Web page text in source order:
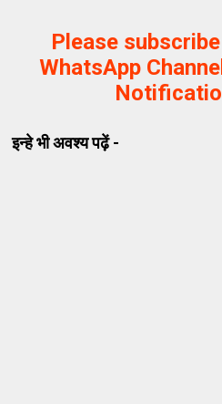
Please
WhatsApp
इन्हे भी अवश्य पढ़ें -